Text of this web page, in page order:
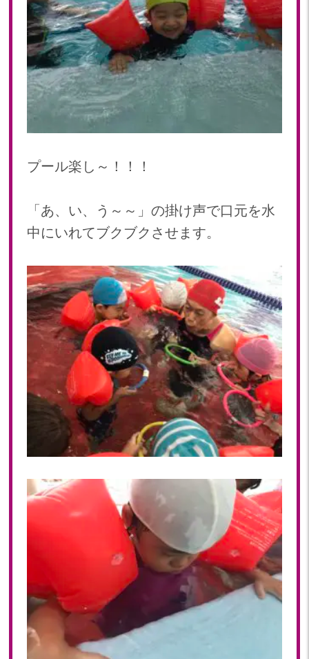
2019年 10月(21)
2019年 09月(17)
2019年 08月(20)
2019年 07月(22)
2019年 06月(20)
2019年 05月(19)
2019年 04月(5)
2019年 02月(12)
2018年 12月(12)
2018年 10月(17)
2018年 09月(15)
2018年 08月(19)
2018年 07月(20)
2018年 06月(21)
2018年 05月(11)
プール楽し～！！！
「あ、い、う～～」の掛け声で口元を水
中にいれてブクブクさせます。